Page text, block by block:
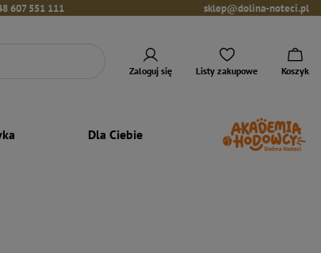
607 551 111 sklep@dolina-noteci.pl
Zaloguj się Listy zakupowe Koszyk
Dla Ciebie